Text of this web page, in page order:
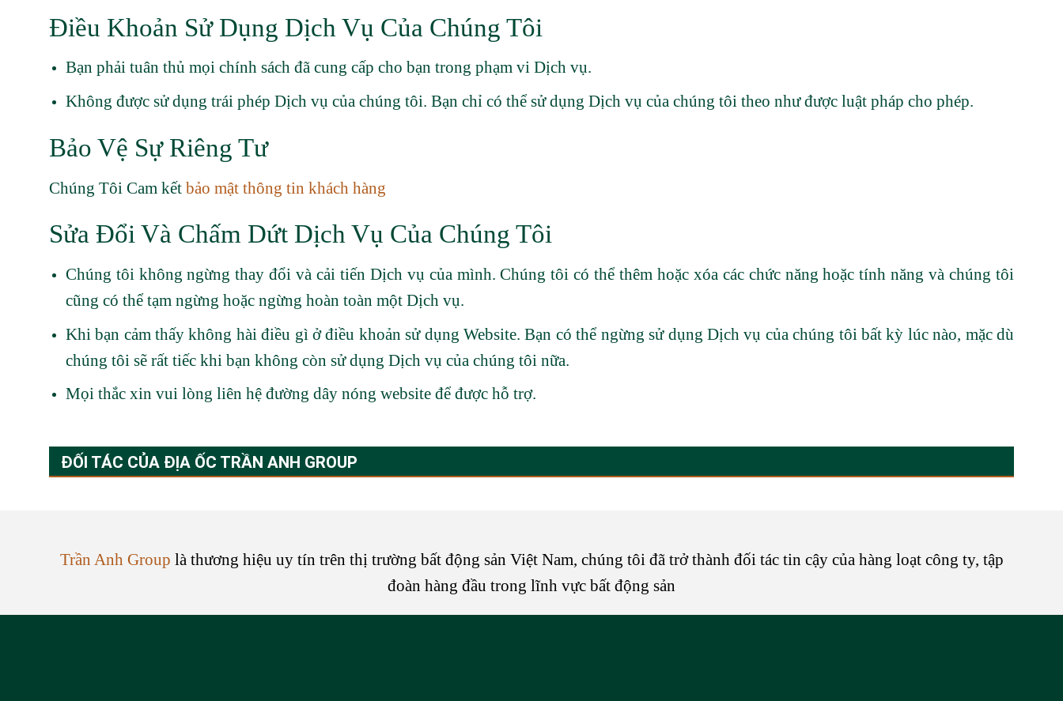
Điều Khoản Sử Dụng Dịch Vụ Của Chúng Tôi
Bạn phải tuân thủ mọi chính sách đã cung cấp cho bạn trong phạm vi Dịch vụ.
Không được sử dụng trái phép Dịch vụ của chúng tôi. Bạn chỉ có thể sử dụng Dịch vụ của chúng tôi theo như được luật pháp cho phép.
Bảo Vệ Sự Riêng Tư
Chúng Tôi Cam kết bảo mật thông tin khách hàng
Sửa Đổi Và Chấm Dứt Dịch Vụ Của Chúng Tôi
Chúng tôi không ngừng thay đổi và cải tiến Dịch vụ của mình. Chúng tôi có thể thêm hoặc xóa các chức năng hoặc tính năng và chúng tôi
cũng có thể tạm ngừng hoặc ngừng hoàn toàn một Dịch vụ.
Khi bạn cảm thấy không hài điều gì ở điều khoản sử dụng Website. Bạn có thể ngừng sử dụng Dịch vụ của chúng tôi bất kỳ lúc nào, mặc dù
chúng tôi sẽ rất tiếc khi bạn không còn sử dụng Dịch vụ của chúng tôi nữa.
Mọi thắc xin vui lòng liên hệ đường dây nóng website để được hỗ trợ.
ĐỐI TÁC CỦA ĐỊA ỐC TRẦN ANH GROUP
Trần Anh Group là thương hiệu uy tín trên thị trường bất động sản Việt Nam, chúng tôi đã trở thành đối tác tin cậy của hàng loạt công ty, tập
đoàn hàng đầu trong lĩnh vực bất động sản